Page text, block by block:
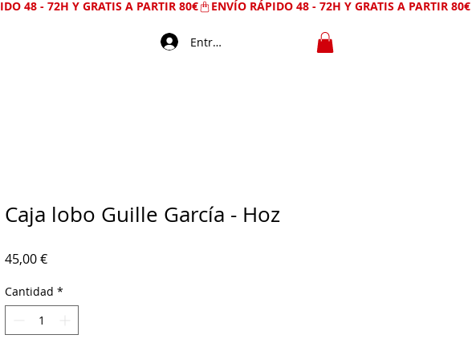
Entrar
Caja lobo Guille García - Hoz
45,00 €Precio
Cantidad *